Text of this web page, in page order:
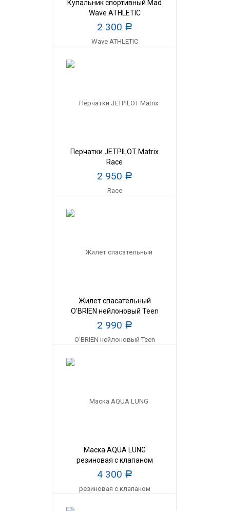
Купальник спортивный Mad
Wave ATHLETIC
2 300 Р
Перчатки JETPILOT Matrix
Race
2 950 Р
Жилет спасательный
O'BRIEN нейлоновый Teen
2 990 Р
Маска AQUA LUNG
резиновая с клапаном
4 300 Р